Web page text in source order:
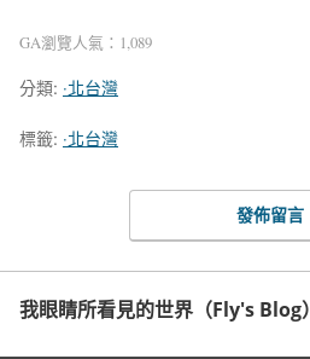
GA瀏覽人氣：1,089
分類: ‧北台灣
標籤: ‧北台灣
發佈留言
我眼睛所看見的世界（Fly's Blog）